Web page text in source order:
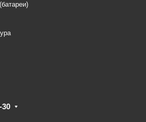
30